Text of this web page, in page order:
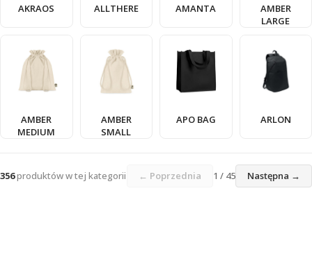
AKRAOS ALLTHERE AMANTA
AMBER
LARGE
AMBER
MEDIUM
AMBER
SMALL
APO BAG ARLON
356produktów w tej kategorii ← Poprzednia 1 / 45 Następna →